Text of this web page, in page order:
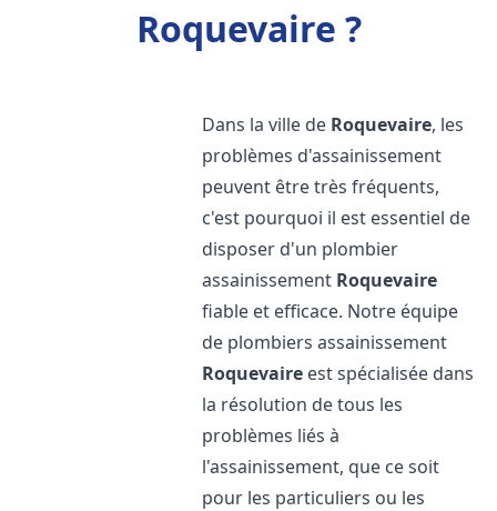
Roquevaire ?
Dans la ville de Roquevaire, les
problèmes d'assainissement
peuvent être très fréquents,
c'est pourquoi il est essentiel de
disposer d'un plombier
assainissement Roquevaire
fiable et efficace. Notre équipe
de plombiers assainissement
Roquevaire est spécialisée dans
la résolution de tous les
problèmes liés à
l'assainissement, que ce soit
pour les particuliers ou les